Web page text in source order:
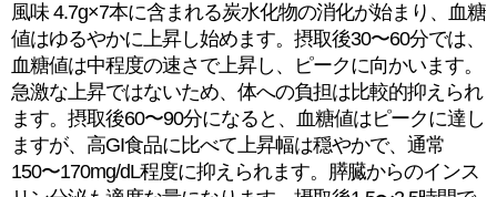
風味 4.7g×7本に含まれる炭水化物の消化が始まり、血糖
値はゆるやかに上昇し始めます。摂取後30〜60分では、
血糖値は中程度の速さで上昇し、ピークに向かいます。
急激な上昇ではないため、体への負担は比較的抑えられ
ます。摂取後60〜90分になると、血糖値はピークに達し
ますが、高GI食品に比べて上昇幅は穏やかで、通常
150〜170mg/dL程度に抑えられます。膵臓からのインス